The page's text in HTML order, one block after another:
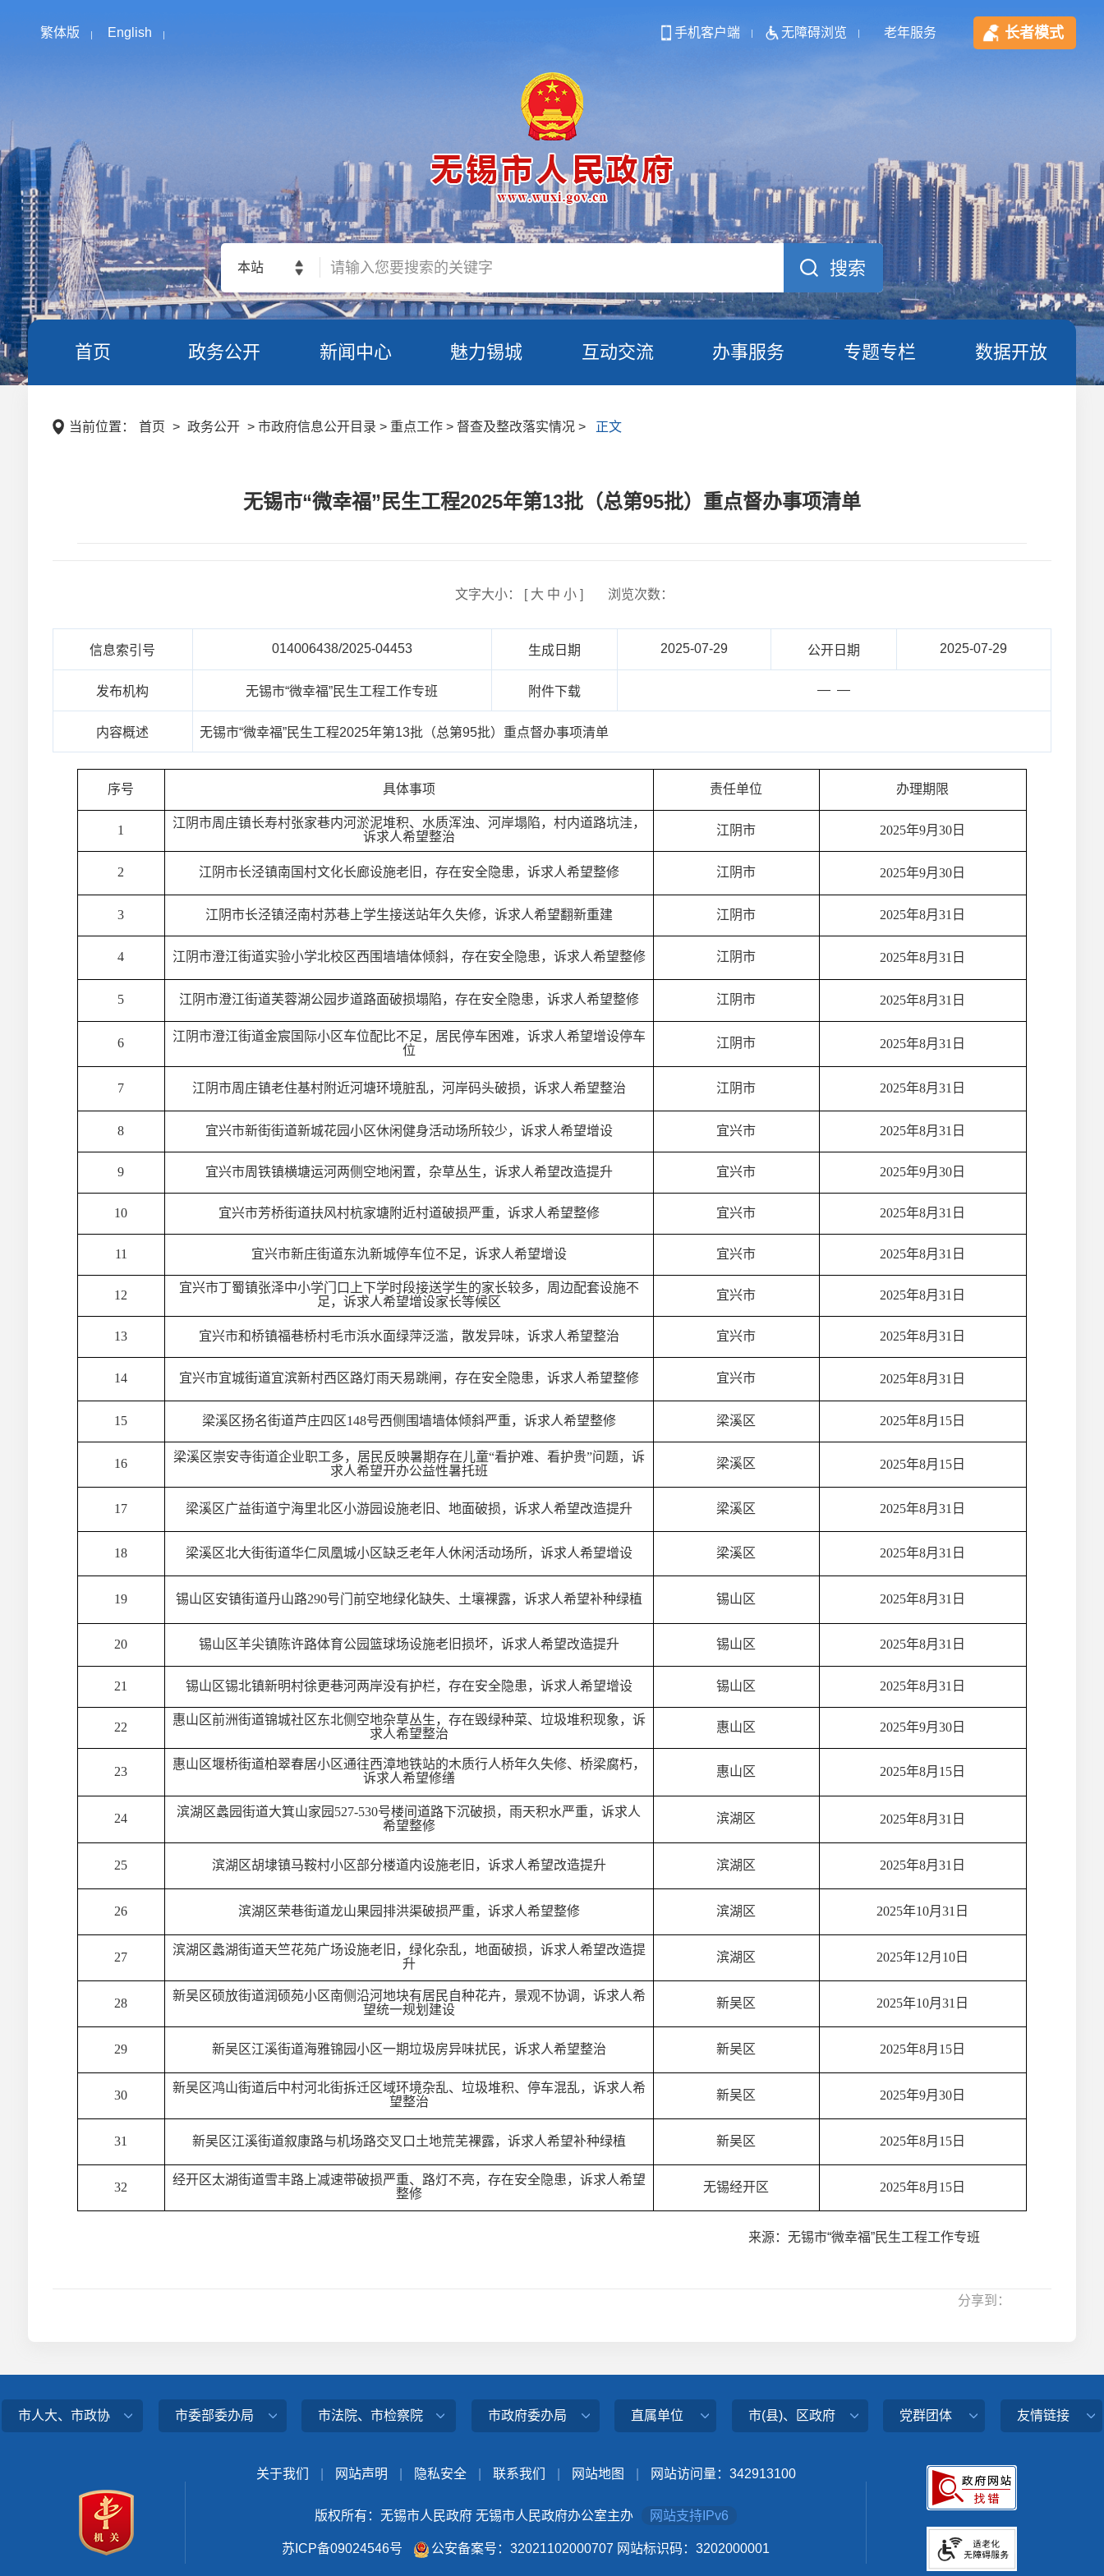
繁体版 English 手机客户端 无障碍浏览 老年服务 长者模式
本站
首页 政务公开 新闻中心 魅力锡城 互动交流 办事服务 专题专栏 数据开放
当前位置： 首页 > 政务公开 > 市政府信息公开目录 > 重点工作 > 督查及整改落实情况 > 正文
无锡市“微幸福”民生工程2025年第13批（总第95批）重点督办事项清单
文字大小： [ 大 中 小] 浏览次数：
信息索引号 014006438/2025-04453 生成日期 2025-07-29 公开日期 2025-07-29
发布机构 无锡市“微幸福”民生工程工作专班 附件下载 — —
内容概述 无锡市“微幸福”民生工程2025年第13批（总第95批）重点督办事项清单
序号 具体事项 责任单位 办理期限
1
江阴市周庄镇长寿村张家巷内河淤泥堆积、水质浑浊、河岸塌陷，村内道路坑洼，
诉求人希望整治
江阴市 2025年9月30日
2 江阴市长泾镇南国村文化长廊设施老旧，存在安全隐患，诉求人希望整修 江阴市 2025年9月30日
3 江阴市长泾镇泾南村苏巷上学生接送站年久失修，诉求人希望翻新重建 江阴市 2025年8月31日
4 江阴市澄江街道实验小学北校区西围墙墙体倾斜，存在安全隐患，诉求人希望整修 江阴市 2025年8月31日
5 江阴市澄江街道芙蓉湖公园步道路面破损塌陷，存在安全隐患，诉求人希望整修 江阴市 2025年8月31日
6
江阴市澄江街道金宸国际小区车位配比不足，居民停车困难，诉求人希望增设停车
位
江阴市 2025年8月31日
7 江阴市周庄镇老住基村附近河塘环境脏乱，河岸码头破损，诉求人希望整治 江阴市 2025年8月31日
8 宜兴市新街街道新城花园小区休闲健身活动场所较少，诉求人希望增设 宜兴市 2025年8月31日
9 宜兴市周铁镇横塘运河两侧空地闲置，杂草丛生，诉求人希望改造提升 宜兴市 2025年9月30日
10 宜兴市芳桥街道扶风村杭家塘附近村道破损严重，诉求人希望整修 宜兴市 2025年8月31日
11 宜兴市新庄街道东氿新城停车位不足，诉求人希望增设 宜兴市 2025年8月31日
12
宜兴市丁蜀镇张泽中小学门口上下学时段接送学生的家长较多，周边配套设施不
足，诉求人希望增设家长等候区
宜兴市 2025年8月31日
13 宜兴市和桥镇福巷桥村毛市浜水面绿萍泛滥，散发异味，诉求人希望整治 宜兴市 2025年8月31日
14 宜兴市宜城街道宜滨新村西区路灯雨天易跳闸，存在安全隐患，诉求人希望整修 宜兴市 2025年8月31日
15 梁溪区扬名街道芦庄四区148号西侧围墙墙体倾斜严重，诉求人希望整修 梁溪区 2025年8月15日
16
梁溪区崇安寺街道企业职工多，居民反映暑期存在儿童“看护难、看护贵”问题，诉
求人希望开办公益性暑托班
梁溪区 2025年8月15日
17 梁溪区广益街道宁海里北区小游园设施老旧、地面破损，诉求人希望改造提升 梁溪区 2025年8月31日
18 梁溪区北大街街道华仁凤凰城小区缺乏老年人休闲活动场所，诉求人希望增设 梁溪区 2025年8月31日
19 锡山区安镇街道丹山路290号门前空地绿化缺失、土壤裸露，诉求人希望补种绿植 锡山区 2025年8月31日
20 锡山区羊尖镇陈许路体育公园篮球场设施老旧损坏，诉求人希望改造提升 锡山区 2025年8月31日
21 锡山区锡北镇新明村徐更巷河两岸没有护栏，存在安全隐患，诉求人希望增设 锡山区 2025年8月31日
22
惠山区前洲街道锦城社区东北侧空地杂草丛生，存在毁绿种菜、垃圾堆积现象，诉
求人希望整治
惠山区 2025年9月30日
23
惠山区堰桥街道柏翠春居小区通往西漳地铁站的木质行人桥年久失修、桥梁腐朽，
诉求人希望修缮
惠山区 2025年8月15日
24
滨湖区蠡园街道大箕山家园527-530号楼间道路下沉破损，雨天积水严重，诉求人
希望整修
滨湖区 2025年8月31日
25 滨湖区胡埭镇马鞍村小区部分楼道内设施老旧，诉求人希望改造提升 滨湖区 2025年8月31日
26 滨湖区荣巷街道龙山果园排洪渠破损严重，诉求人希望整修 滨湖区 2025年10月31日
27
滨湖区蠡湖街道天竺花苑广场设施老旧，绿化杂乱，地面破损，诉求人希望改造提
升
滨湖区 2025年12月10日
28
新吴区硕放街道润硕苑小区南侧沿河地块有居民自种花卉，景观不协调，诉求人希
望统一规划建设
新吴区 2025年10月31日
29 新吴区江溪街道海雅锦园小区一期垃圾房异味扰民，诉求人希望整治 新吴区 2025年8月15日
30
新吴区鸿山街道后中村河北街拆迁区域环境杂乱、垃圾堆积、停车混乱，诉求人希
望整治
新吴区 2025年9月30日
31 新吴区江溪街道叙康路与机场路交叉口土地荒芜裸露，诉求人希望补种绿植 新吴区 2025年8月15日
32
经开区太湖街道雪丰路上减速带破损严重、路灯不亮，存在安全隐患，诉求人希望
整修
无锡经开区 2025年8月15日
来源：无锡市“微幸福”民生工程工作专班
分享到：
市人大、市政协 市委部委办局 市法院、市检察院 市政府委办局 直属单位 市(县)、区政府 党群团体 友情链接
关于我们 网站声明 隐私安全 联系我们 网站地图 网站访问量： 342913100
版权所有：无锡市人民政府 无锡市人民政府办公室主办 网站支持IPv6
苏ICP备09024546号 公安备案号：32021102000707 网站标识码：3202000001